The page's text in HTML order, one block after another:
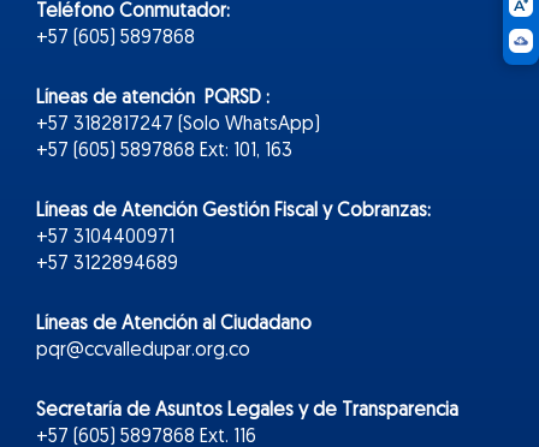
Teléfono Conmutador:
+57 (605) 5897868
Líneas de atención PQRSD :
+57 3182817247 (Solo WhatsApp)
+57 (605) 5897868 Ext: 101, 163
Líneas de Atención Gestión Fiscal y Cobranzas:
+57 3104400971
+57 3122894689
Líneas de Atención al Ciudadano
pqr@ccvalledupar.org.co
Secretaría de Asuntos Legales y de Transparencia
+57 (605) 5897868 Ext. 116